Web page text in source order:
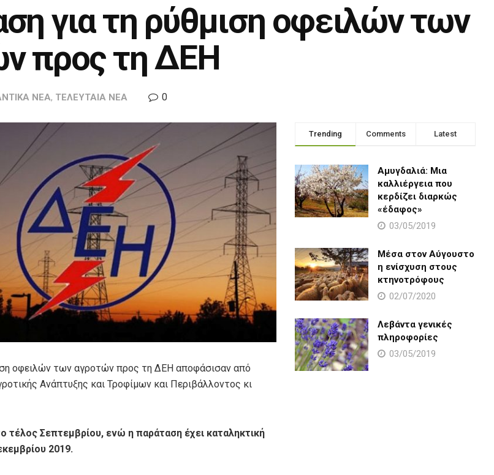
για τη ρύθμιση οφειλών των
προς τη ΔΕΗ
ΝΕΑ, ΤΕΛΕΥΤΑΙΑ ΝΕΑ 0
οφειλών των αγροτών προς τη ΔΕΗ αποφάσισαν από
Ανάπτυξης και Τροφίμων και Περιβάλλοντος κι
τέλος Σεπτεμβρίου, ενώ η παράταση έχει καταληκτική
2019.
Trending Comments Latest
Αμυγδαλιά: Μια
καλλιέργεια που
κερδίζει διαρκώς
«έδαφος»
03/05/2019
Μέσα στον Αύγουστο
η ενίσχυση στους
κτηνοτρόφους
02/07/2020
Λεβάντα γενικές
πληροφορίες
03/05/2019